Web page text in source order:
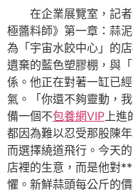
在企業展覽室，記
極醬料師》第一章：蒜
為「宇宙水餃中心」的
遺棄的藍色塑膠棚，與
係。他正在對著一缸已
氣。「你還不夠靈動，
備一個不包養網VIP 上
都因為難以忍受那股陳
而選擇繞道飛行。今天
店裡的生意，而是他對
懼。新鮮蒜頭每公斤的